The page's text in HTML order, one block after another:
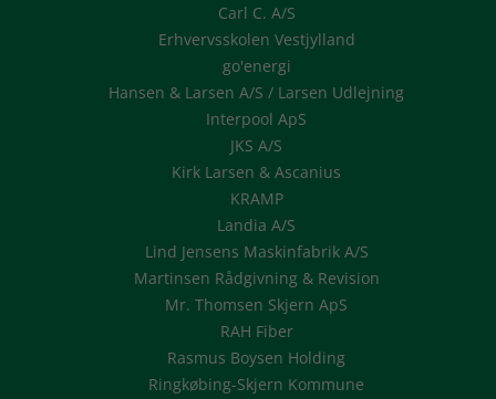
Carl C. A/S
Erhvervsskolen Vestjylland
go'energi
Hansen & Larsen A/S / Larsen Udlejning
Interpool ApS
JKS A/S
Kirk Larsen & Ascanius
KRAMP
Landia A/S
Lind Jensens Maskinfabrik A/S
Martinsen Rådgivning & Revision
Mr. Thomsen Skjern ApS
RAH Fiber
Rasmus Boysen Holding
Ringkøbing-Skjern Kommune